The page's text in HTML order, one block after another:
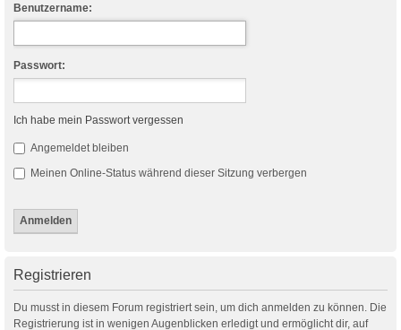
Benutzername:
Passwort:
Ich habe mein Passwort vergessen
Angemeldet bleiben
Meinen Online-Status während dieser Sitzung verbergen
Registrieren
Du musst in diesem Forum registriert sein, um dich anmelden zu können. Die
Registrierung ist in wenigen Augenblicken erledigt und ermöglicht dir, auf